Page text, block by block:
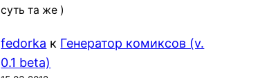
суть та же )
fedorka к Генератор комиксов (v.
0.1 beta)